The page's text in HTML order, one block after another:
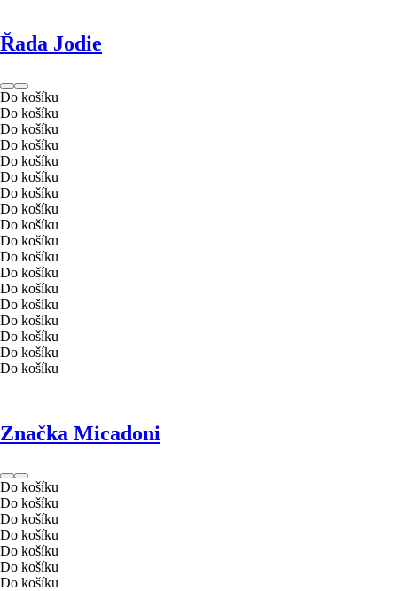
Řada Jodie
Do košíku
Do košíku
Do košíku
Do košíku
Do košíku
Do košíku
Do košíku
Do košíku
Do košíku
Do košíku
Do košíku
Do košíku
Do košíku
Do košíku
Do košíku
Do košíku
Do košíku
Do košíku
Značka Micadoni
Do košíku
Do košíku
Do košíku
Do košíku
Do košíku
Do košíku
Do košíku